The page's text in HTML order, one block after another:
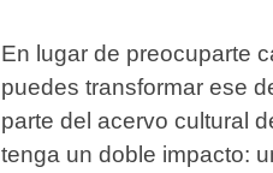
En lugar de preocuparte
puedes transformar ese
parte del acervo cultural
tenga un doble impacto: